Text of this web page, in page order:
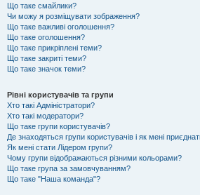
Що таке смайлики?
Чи можу я розміщувати зображення?
Що таке важливі оголошення?
Що таке оголошення?
Що таке прикріплені теми?
Що таке закриті теми?
Що таке значок теми?
Рівні користувачів та групи
Хто такі Адміністратори?
Хто такі модератори?
Що таке групи користувачів?
Де знаходяться групи користувачів і як мені
Як мені стати Лідером групи?
Чому групи відображаються різними кольорами?
Що таке група за замовчуванням?
Що таке "Наша команда"?